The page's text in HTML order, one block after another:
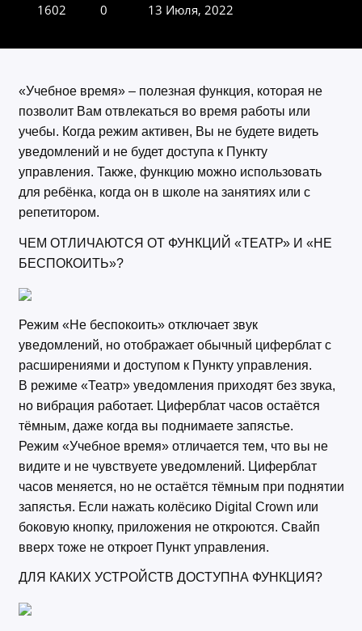
1602 0 13 Июля, 2022
«Учебное время» – полезная функция, которая не
позволит Вам отвлекаться во время работы или
учебы. Когда режим активен, Вы не будете видеть
уведомлений и не будет доступа к Пункту
управления. Также, функцию можно использовать
для ребёнка, когда он в школе на занятиях или с
репетитором.
ЧЕМ ОТЛИЧАЮТСЯ ОТ ФУНКЦИЙ «ТЕАТР» И «НЕ
БЕСПОКОИТЬ»?
Режим «Не беспокоить» отключает звук
уведомлений, но отображает обычный циферблат с
расширениями и доступом к Пункту управления.
В режиме «Театр» уведомления приходят без звука,
но вибрация работает. Циферблат часов остаётся
тёмным, даже когда вы поднимаете запястье.
Режим «Учебное время» отличается тем, что вы не
видите и не чувствуете уведомлений. Циферблат
часов меняется, но не остаётся тёмным при поднятии
запястья. Если нажать колёсико Digital Crown или
боковую кнопку, приложения не откроются. Свайп
вверх тоже не откроет Пункт управления.
ДЛЯ КАКИХ УСТРОЙСТВ ДОСТУПНА ФУНКЦИЯ?